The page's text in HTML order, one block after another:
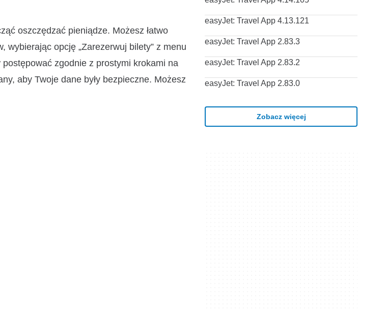
oszczędzać pieniądze. Możesz łatwo
opcję „Zarezerwuj bilety” z menu
zgodnie z prostymi krokami na
aby Twoje dane były bezpieczne. Możesz
easyJet: Travel App 4.13.121
easyJet: Travel App 2.83.3
easyJet: Travel App 2.83.2
easyJet: Travel App 2.83.0
Zobacz więcej